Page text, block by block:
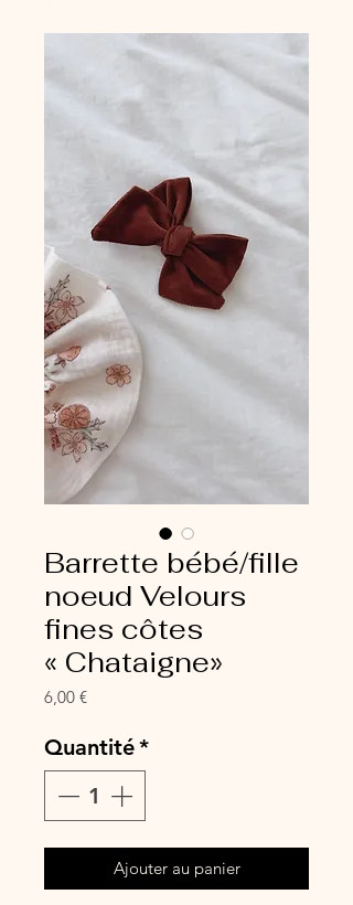
Barrette bébé/fille
noeud Velours
fines côtes
« Chataigne»
6,00 €Prix
Quantité*
Ajouter au panier